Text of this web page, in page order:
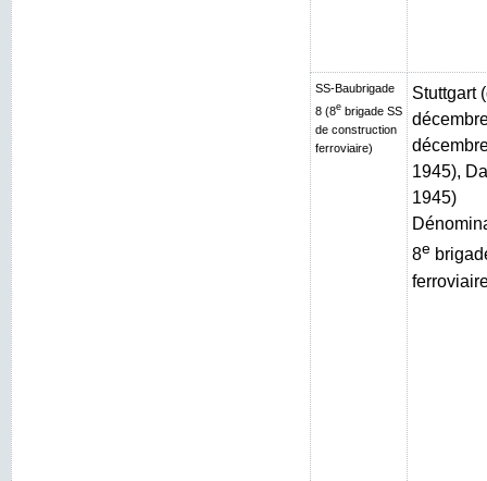
SS-Baubrigade
8 (8e brigade SS
de construction
ferroviaire)
Stuttgart
1945),
1945)
8e